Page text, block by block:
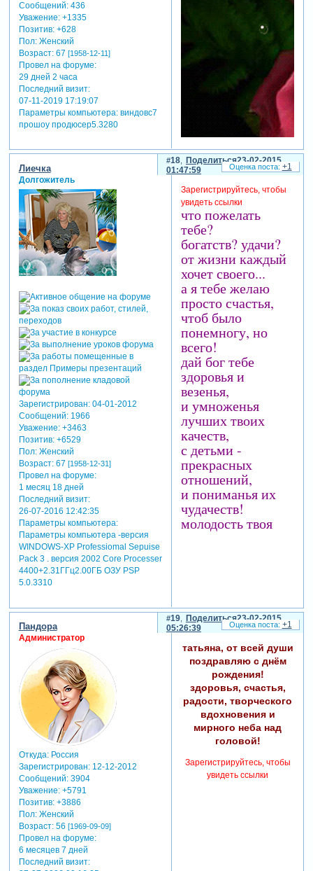
Сообщений:436
Уважение: +1335
Позитив: +628
Пол:Женский
Возраст:67 [1958-12-11]
Провел на форуме:
29 дней 2 часа
Последний визит:
07-11-2019 17:19:07
Параметры компьютера:виндовс7
прошоу продюсер5.3280
Поделиться
18
23-02-2015
01:47:59
Лиечка
Долгожитель
Зарегистрирован: 04-01-2012
Сообщений:1966
Уважение: +3463
Позитив: +6529
Пол:Женский
Возраст:67 [1958-12-31]
Провел на форуме:
1 месяц 18 дней
Последний визит:
26-07-2016 12:42:35
Параметры компьютера:
Параметры компьютера -версия
WINDOWS-XP Professiomal Sepuise
Pack 3 . версия 2002 Core Processer
4400+2.31ГГц2.00ГБ ОЗУ PSP
5.0.3310
Зарегистрируйтесь, чтобы
увидеть ссылки
что пожелать
тебе?
богатств? удачи?
от жизни каждый
хочет своего...
а я тебе желаю
просто счастья,
чтоб было
понемногу, но
всего!
дай бог тебе
здоровья и
везенья,
и умноженья
лучших твоих
качеств,
с детьми -
прекрасных
отношений,
и пониманья их
чудачеств!
молодость твоя
пусть не убудет,
твоем будут
покой и счастье,
мир и теплота!
+1
Поделиться
19
23-02-2015
05:26:39
Пандора
Администратор
Откуда:Россия
Зарегистрирован: 12-12-2012
Сообщений:3904
Уважение: +5791
Позитив: +3886
Пол:Женский
Возраст:56 [1969-09-09]
Провел на форуме:
6 месяцев 7 дней
Последний визит:
татьяна, от всей души
поздравляю с днём
рождения!
здоровья, счастья,
радости, творческого
вдохновения и
мирного неба над
головой!
Зарегистрируйтесь, чтобы
увидеть ссылки
+1